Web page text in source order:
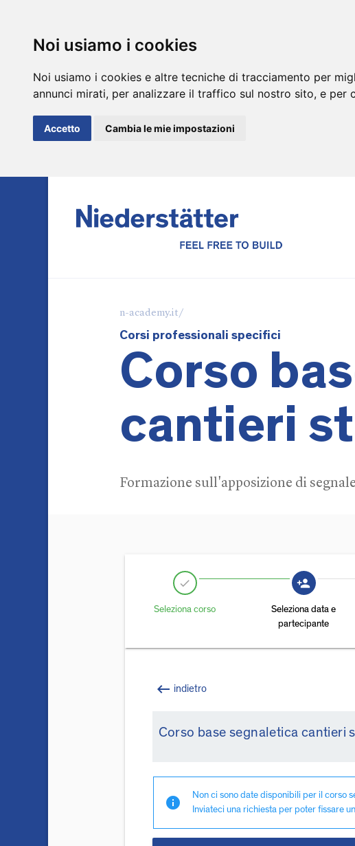
Noi usiamo i cookies
Noi usiamo i cookies e altre tecniche di tracciamento per
annunci mirati, per analizzare il traffico sul nostro sito, e per
Accetto Cambia le mie impostazioni
Corsi professionali specifici
Corso
cantieri
Formazione sull'apposizione di
n-academy.it/
check
Seleziona corso
person_add
Seleziona data e
partecipante
keyboard_backspace indietro
Corso base segnaletica cantieri
info
Non ci sono date disponibili per il corso
Inviateci una richiesta per poter fissare